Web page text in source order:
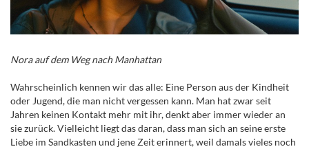
Nora auf dem Weg nach Manhattan
Wahrscheinlich kennen wir das alle: Eine Person aus der Kindheit
oder Jugend, die man nicht vergessen kann. Man hat zwar seit
Jahren keinen Kontakt mehr mit ihr, denkt aber immer wieder an
sie zurück. Vielleicht liegt das daran, dass man sich an seine erste
Liebe im Sandkasten und jene Zeit erinnert, weil damals vieles noch